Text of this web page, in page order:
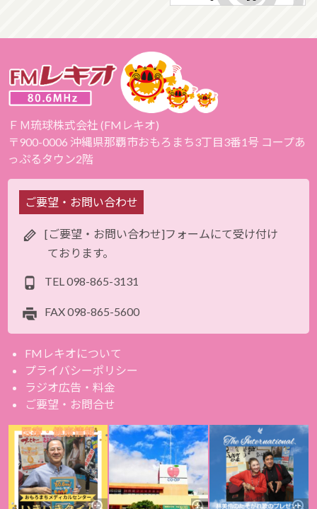
ＦＭ琉球株式会社 (FMレキオ)
〒900-0006 沖縄県那覇市おもろまち3丁目3番1号 コープあ
っぷるタウン2階
ご要望・お問い合わせ
[ご要望・お問い合わせ]フォームにて受け付け
ております。
TEL 098-865-3131
FAX098-865-5600
FMレキオについて
プライバシーポリシー
ラジオ広告・料金
ご要望・お問合せ